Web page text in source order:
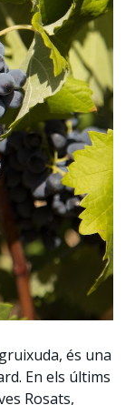
és una
En els últims
Rosats,